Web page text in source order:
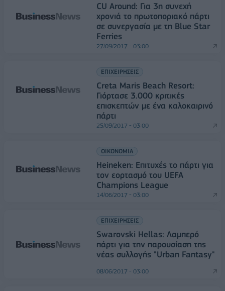
CU Around: Για 3η συνεχή
χρονιά το πρωτοποριακό πάρτι
σε συνεργασία με τη Blue Star
Ferries
27/09/2017 - 03:00
ΕΠΙΧΕΙΡΗΣΕΙΣ
Creta Maris Beach Resort:
Γιόρτασε 3.000 κριτικές
επισκεπτών με ένα καλοκαιρινό
πάρτι
25/09/2017 - 03:00
ΟΙΚΟΝΟΜΙΑ
Heineken: Επιτυχές το πάρτι για
τον εορτασμό του UEFA
Champions League
14/06/2017 - 03:00
ΕΠΙΧΕΙΡΗΣΕΙΣ
Swarovski Hellas: Λαμπερό
πάρτι για την παρουσίαση της
νέας συλλογής "Urban Fantasy"
08/06/2017 - 03:00